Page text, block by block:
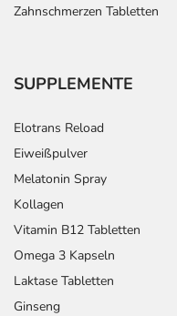
Zahnschmerzen Tabletten
SUPPLEMENTE
Elotrans Reload
Eiweißpulver
Melatonin Spray
Kollagen
Vitamin B12 Tabletten
Omega 3 Kapseln
Laktase Tabletten
Ginseng